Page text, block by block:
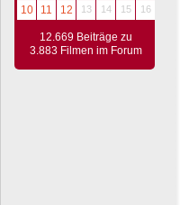
10
11 12 13 14 15 16
12.669 Beiträge zu
3.883 Filmen im Forum